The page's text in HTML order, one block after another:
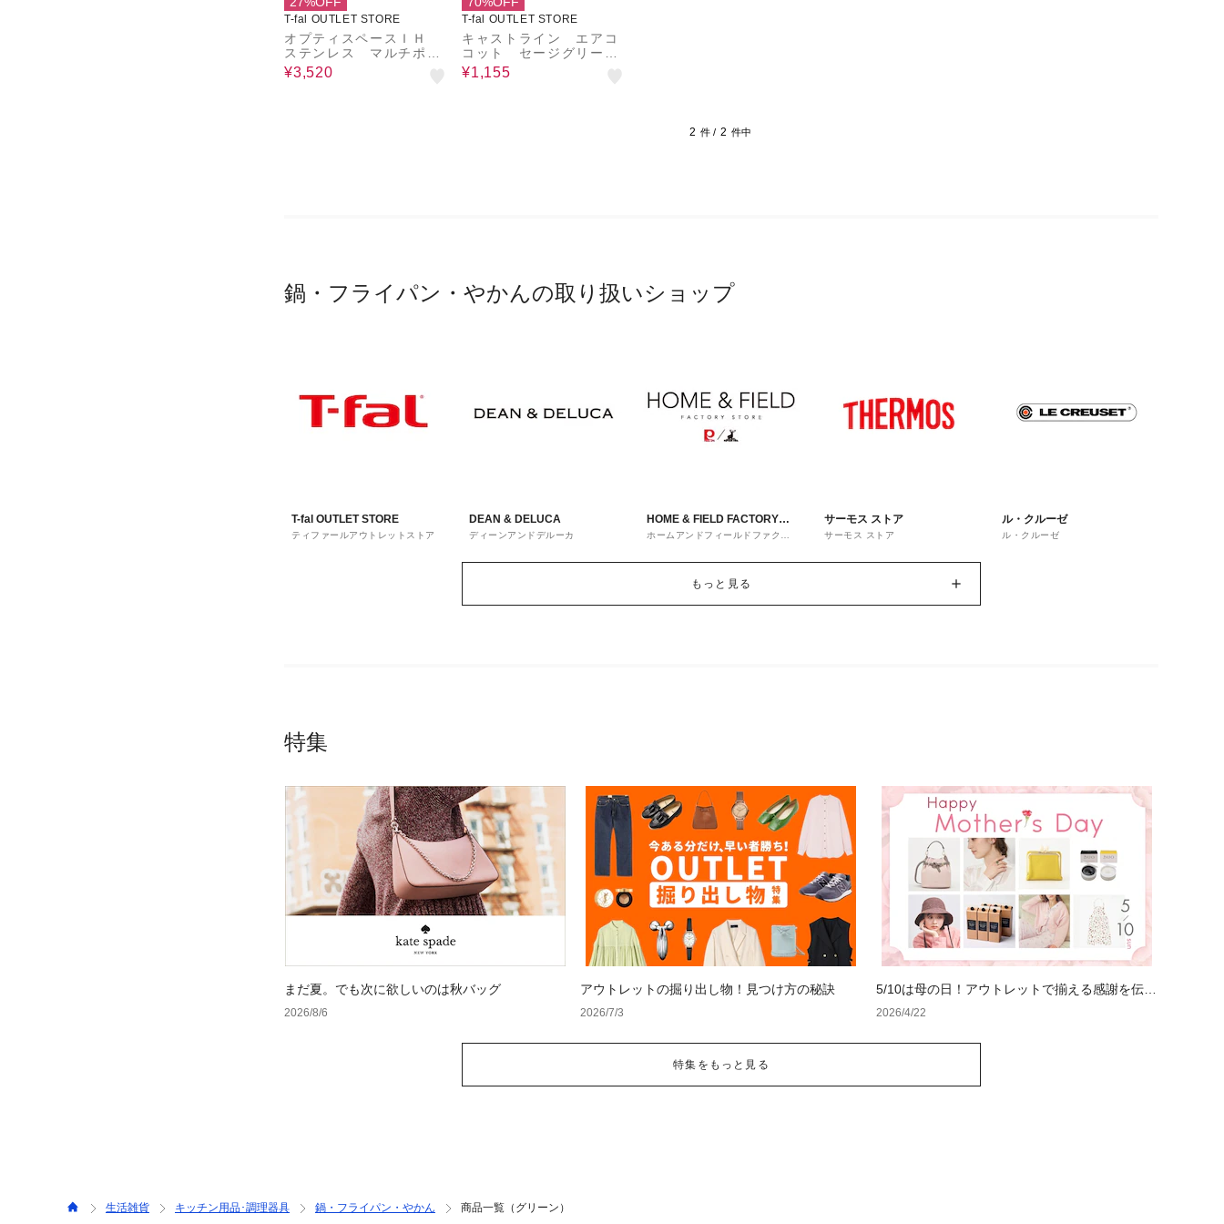
T-fal OUTLET STORE
オプティスペースＩＨ
ステンレス マルチポッ
ト フレッシュミント
１６ｃｍ
¥3,520
T-fal OUTLET STORE
キャストライン エアコ
コット セージグリー
ン ミニココット１１ｃ
ｍ
¥1,155
2 件 / 2 件中
鍋・フライパン・やかんの取り扱いショップ
T-fal OUTLET STORE
ティファールアウトレットストア
DEAN & DELUCA
ディーンアンドデルーカ
HOME & FIELD FACTORY
STORE
ホームアンドフィールドファクト
サーモス ストア
サーモス ストア
ル・クルーゼ
ル・クルーゼ
もっと見る
特集
まだ夏。でも次に欲しいのは秋バッグ
2026/8/6
アウトレットの掘り出し物！見つけ方の秘訣
2026/7/3
5/10は母の日！アウトレットで揃える感謝を伝え
るギフト特集
2026/4/22
特集をもっと見る
生活雑貨 キッチン用品･調理器具 鍋・フライパン・やかん 商品一覧（グリーン）